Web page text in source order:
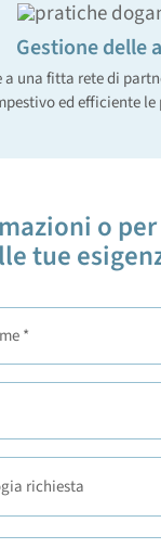
Gestione delle
a una fitta rete di
ed efficiente
o
tue